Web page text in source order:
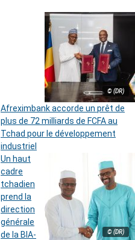
© (DR)
Afreximbank accorde un prêt de
plus de 72 milliards de FCFA au
Tchad pour le développement
industriel
© (DR)
Un haut
cadre
tchadien
prend la
direction
générale
de la BIA-